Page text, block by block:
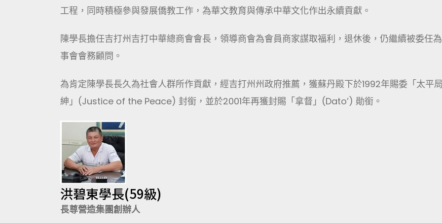
工程，同時積極參與發展僑教工作，為華文教育與傳承中華文化作出永續貢獻。
陳學長擔任吉打州吉打中華總商會會長，領導商會為會員商家謀取福利，退休後，仍繼續被委任
事會會務顧問。
為肯定陳學長長久為社會人群所作貢獻，經吉打州州政府推薦，獲蘇丹殿下於1992年賜委「太平局
紳」(Justice of the Peace) 封銜，並於2001年再獲封賜「拿督」(Dato’) 勛銜。
洪碧東學長(59級)
長尊營造集團創辦人